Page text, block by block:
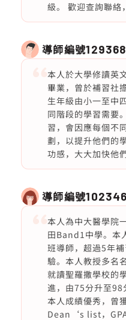
級。 歡迎查詢聯絡
導師編號129368
本人於大學修讀英
畢業，曾於補習社
生年級由小一至中
同階段的學習需要
習，會因應每個不
劃，以提升他們的
功感，大大加快他
導師編號102346
本人為中大醫學院
田Band1中學。本
班導師，超過5年
驗。本人教授多名
就讀聖羅撒學校的
進，由75分升至98
本人成績優秀，曾
Dean‘s list，